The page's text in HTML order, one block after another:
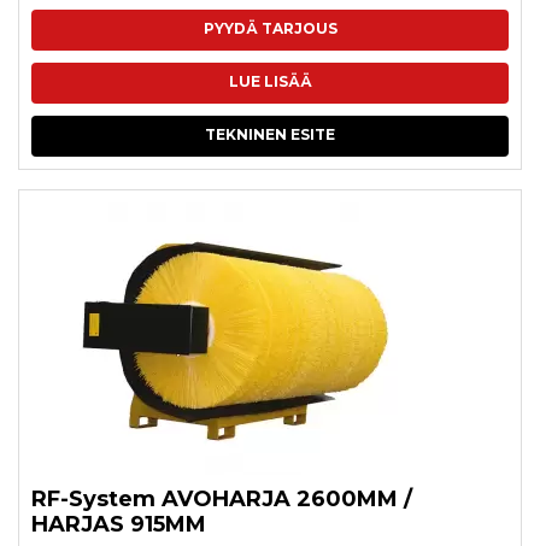
PYYDÄ TARJOUS
LUE LISÄÄ
TEKNINEN ESITE
RF-System AVOHARJA 2600MM /
HARJAS 915MM